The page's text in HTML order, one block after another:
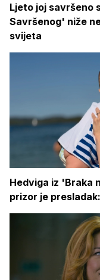
Ljeto joj savršeno
Savršenog' niže
svijeta
Hedviga iz 'Braka
prizor je